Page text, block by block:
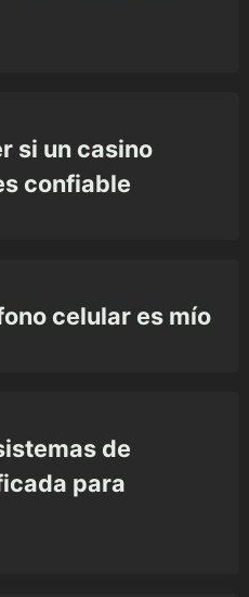
si un casino
confiable
celular es mío
de
para